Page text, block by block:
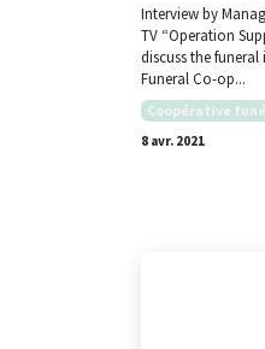
Interview by
TV “Operation
discuss the
Funeral Co-op...
Coopérative
8 avr. 2021